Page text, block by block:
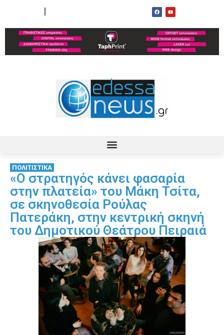
ΠΟΛΙΤΙΣΤΙΚΑ
«Ο στρατηγός κάνει φασαρία
στην πλατεία» του Μάκη Τσίτα,
σε σκηνοθεσία Ρούλας
Πατεράκη, στην κεντρική σκηνή
του Δημοτικού Θεάτρου Πειραιά